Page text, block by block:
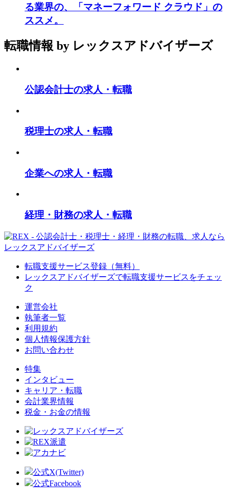
る業界の、「マネーフォワード クラウド」の
ススメ。
転職情報 by レックスアドバイザーズ
公認会計士の求人・転職
税理士の求人・転職
企業への求人・転職
経理・財務の求人・転職
転職支援サービス登録（無料）
レックスアドバイザーズで転職支援サービスをチェッ
ク
運営会社
執筆者一覧
利用規約
個人情報保護方針
お問い合わせ
特集
インタビュー
キャリア・転職
会計業界情報
税金・お金の情報
公式X(Twitter)
公式Facebook